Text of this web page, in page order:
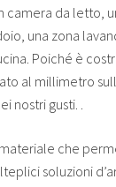
camera da letto,
una zona
Poiché è
al millimetro
nostri gusti. .
che
soluzioni